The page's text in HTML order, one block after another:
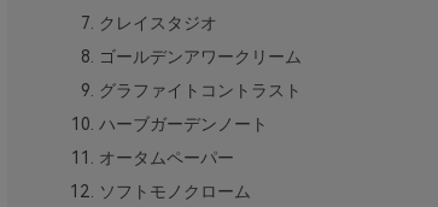
クレイスタジオ
ゴールデンアワークリーム
グラファイトコントラスト
ハーブガーデンノート
オータムペーパー
ソフトモノクローム